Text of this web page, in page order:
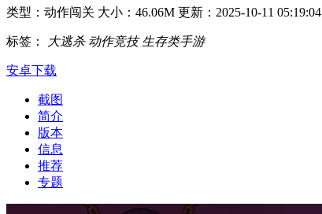
类型：动作闯关 大小：46.06M 更新：2025-10-11 05:19:04
标签： 大逃杀 动作竞技 生存类手游
安卓下载
截图
简介
版本
信息
推荐
专题